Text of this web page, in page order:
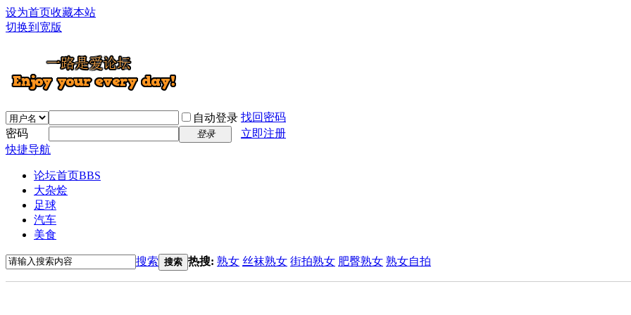
设为首页收藏本站
切换到宽版
自动登录 找回密码
密码
登录
立即注册
快捷导航
论坛首页BBS
大杂烩
足球
汽车
美食
搜索 搜索 热搜: 熟女 丝袜熟女 街拍熟女 肥臀熟女 熟女自拍